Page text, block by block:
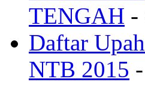
TENGAH -
Daftar
NTB 2015